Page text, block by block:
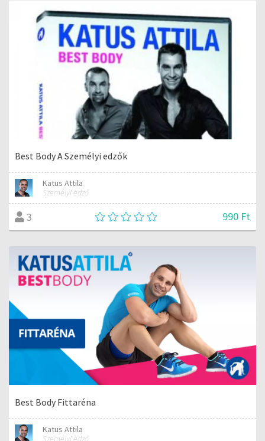
Best Body A Személyi edzők
Katus Attila
Személyi edző
3 990 Ft
Best Body Fittaréna
Katus Attila
Személyi edző